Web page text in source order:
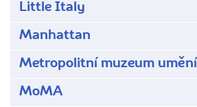
Little Italy
Manhattan
Metropolitní muzeum umění
MoMA